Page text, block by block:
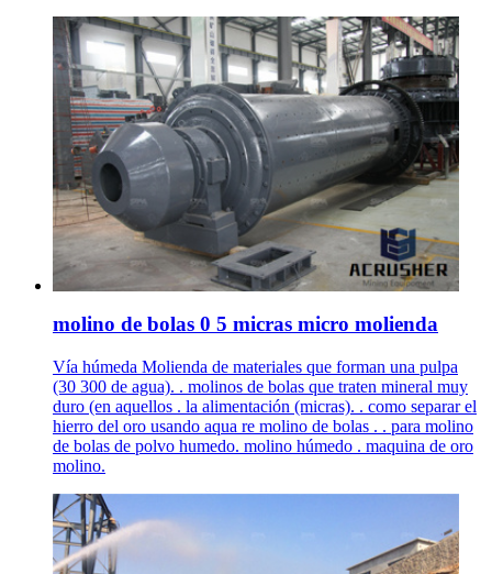
molino de bolas 0 5 micras micro molienda
Vía húmeda Molienda de materiales que forman una pulpa
(30 300 de agua). . molinos de bolas que traten mineral muy
duro (en aquellos . la alimentación (micras). . como separar el
hierro del oro usando aqua re molino de bolas . . para molino
de bolas de polvo humedo. molino húmedo . maquina de oro
molino.